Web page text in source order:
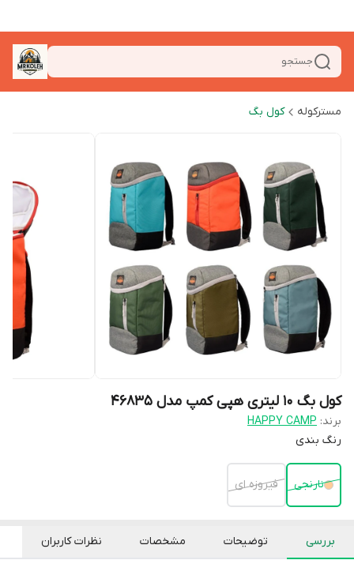
جستجو
مسترکوله کول بگ
کول بگ 10 لیتری هپی کمپ مدل 46835
برند: HAPPY CAMP
رنگ بندی
نارنجی فیروزه ای
بررسی توضیحات مشخصات نظرات کاربران